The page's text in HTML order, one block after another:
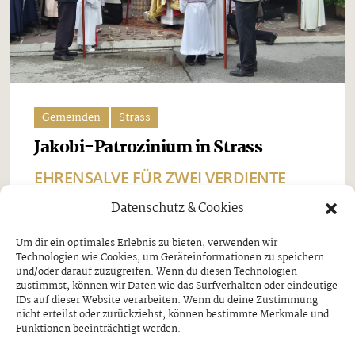
Datenschutz & Cookies
Um dir ein optimales Erlebnis zu bieten, verwenden wir
Technologien wie Cookies, um Geräteinformationen zu speichern
und/oder darauf zuzugreifen. Wenn du diesen Technologien
zustimmst, können wir Daten wie das Surfverhalten oder eindeutige
IDs auf dieser Website verarbeiten. Wenn du deine Zustimmung
nicht erteilst oder zurückziehst, können bestimmte Merkmale und
Funktionen beeinträchtigt werden.
Gemeinden Strass
Jakobi-Patrozinium in Strass
EHRENSALVE FÜR ZWEI VERDIENTE
Beim Jakobi-Patrozinium am Sonntag, dem 26. Juli,
stand Strass im Zillertal ganz im Zeichen seines
Pfarrpatrons, des heiligen Jakobus. Nach dem
feierlichen Festgottesdienst und der traditionellen